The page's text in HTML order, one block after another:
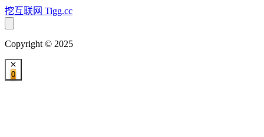
挖互联网 Tigg.cc
Copyright © 2025
0